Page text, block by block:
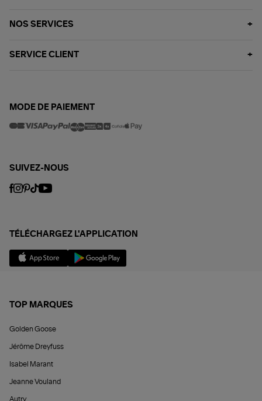
NOS SERVICES
SERVICE CLIENT
MODE DE PAIEMENT
SUIVEZ-NOUS
TÉLÉCHARGEZ L'APPLICATION
TOP MARQUES
Golden Goose
Jérôme Dreyfuss
Isabel Marant
Jeanne Vouland
Autry